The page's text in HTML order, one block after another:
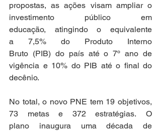
propostas, as ações visam ampliar o
investimento público em
educação, atingindo o equivalente
a 7,5% do Produto Interno
Bruto (PIB) do país até o 7º ano de
vigência e 10% do PIB até o final do
decênio.
No total, o novo PNE tem 19 objetivos,
73 metas e 372 estratégias. O
plano inaugura uma década de